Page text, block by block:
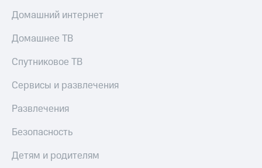
Домашний интернет
Домашнее ТВ
Спутниковое ТВ
Сервисы и развлечения
Развлечения
Безопасность
Детям и родителям